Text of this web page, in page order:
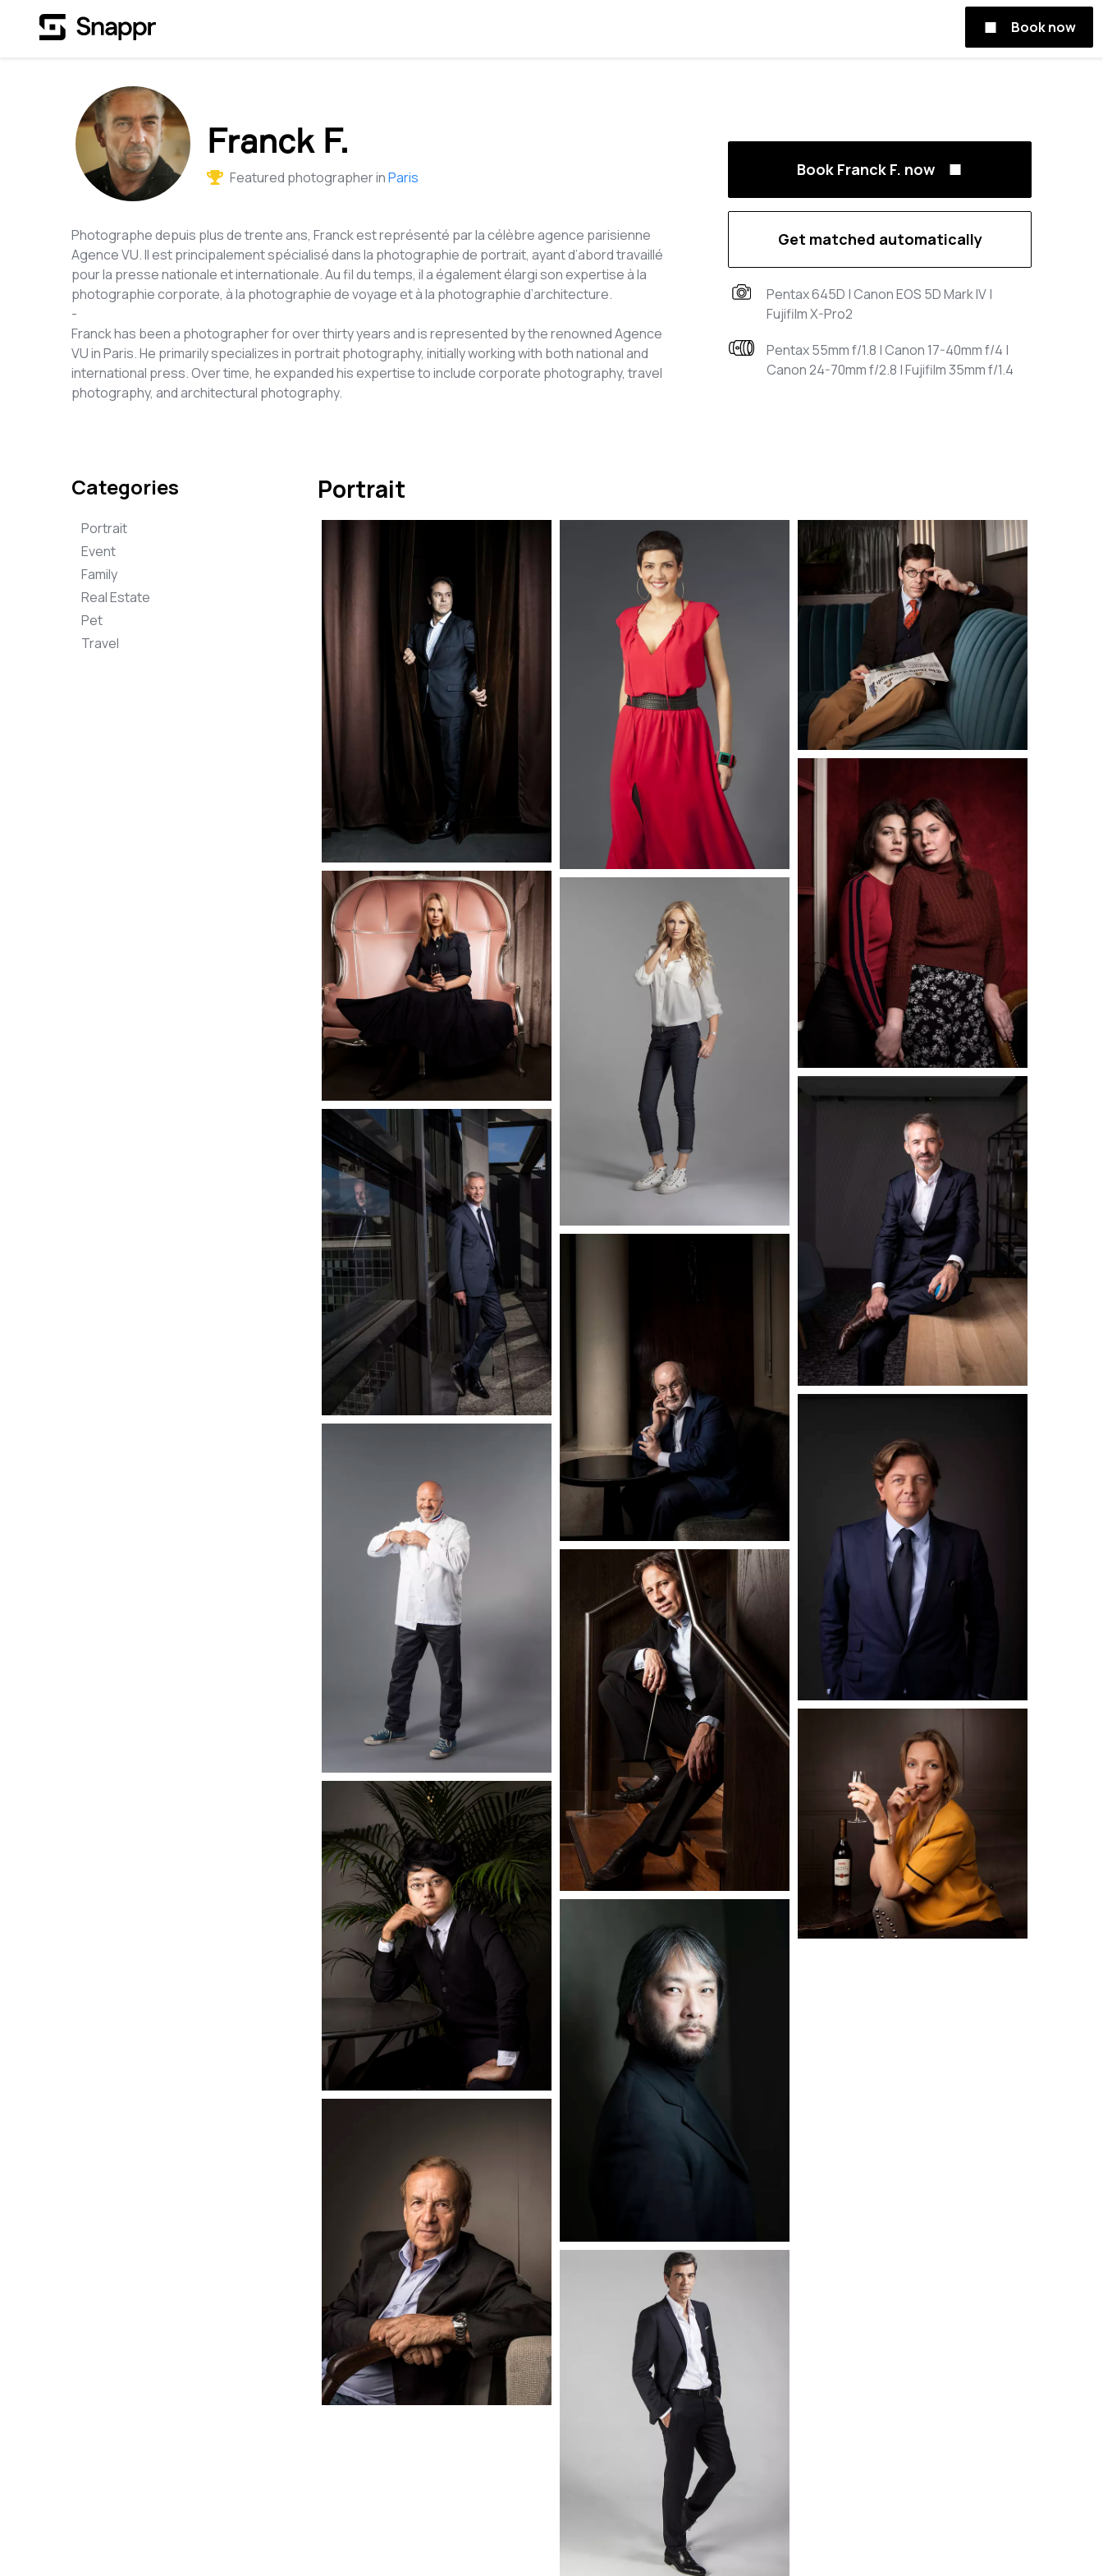
Book now
Franck F.
Featured photographer inParis
Photographe depuis plus de trente ans, Franck est représenté par la célèbre agence parisienne
Agence VU. Il est principalement spécialisé dans la photographie de portrait, ayant d’abord travaillé
pour la presse nationale et internationale. Au fil du temps, il a également élargi son expertise à la
photographie corporate, à la photographie de voyage et à la photographie d’architecture.
-
Franck has been a photographer for over thirty years and is represented by the renowned Agence
VU in Paris. He primarily specializes in portrait photography, initially working with both national and
international press. Over time, he expanded his expertise to include corporate photography, travel
photography, and architectural photography.
Book Franck F. now
Get matched automatically
Pentax 645D | Canon EOS 5D Mark IV |
Fujifilm X-Pro2
Pentax 55mm f/1.8 | Canon 17-40mm f/4 |
Canon 24-70mm f/2.8 | Fujifilm 35mm f/1.4
Categories
Portrait
Event
Family
Real Estate
Pet
Travel
Portrait